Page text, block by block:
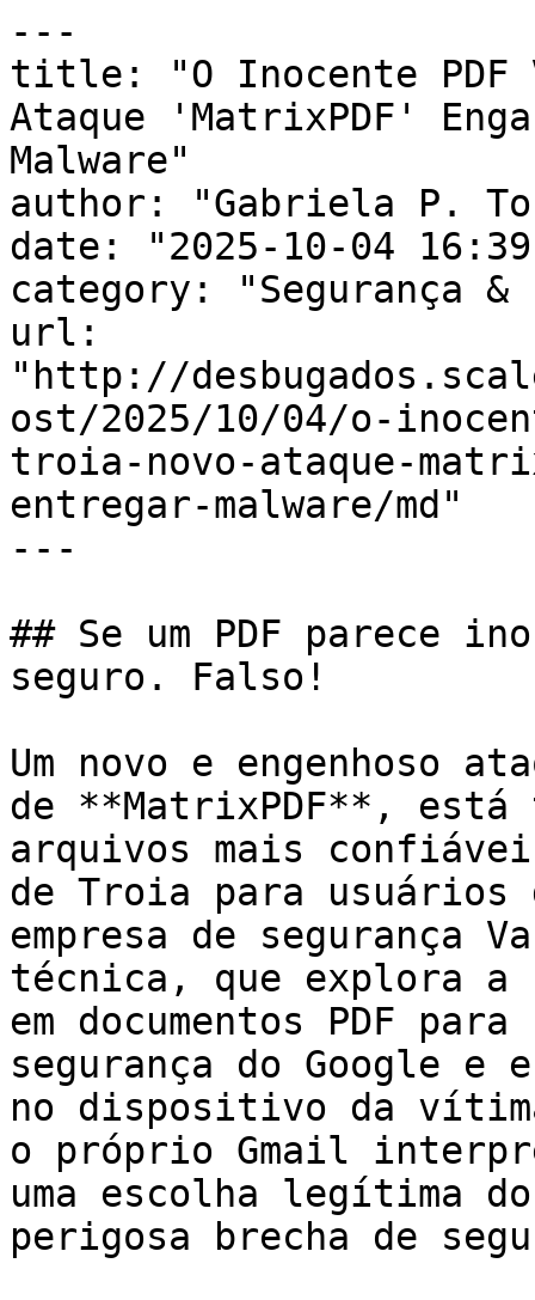
---
title: "O Inocente PDF
Ataque 'MatrixPDF'
Malware"
author: "Gabriela P.
date: "2025-10-04
category: "Segurança
url:
"http://
ost/2025/10/04/o-
troia-novo-ataque-
entregar-malware/md"
---
## Se um PDF parece
seguro. Falso!
Um novo e engenhoso
de **MatrixPDF**, está
arquivos mais
de Troia para usuários
empresa de segurança
técnica, que explora a
em documentos PDF
segurança do Google e
no dispositivo da
o próprio Gmail
uma escolha legítima
perigosa brecha de